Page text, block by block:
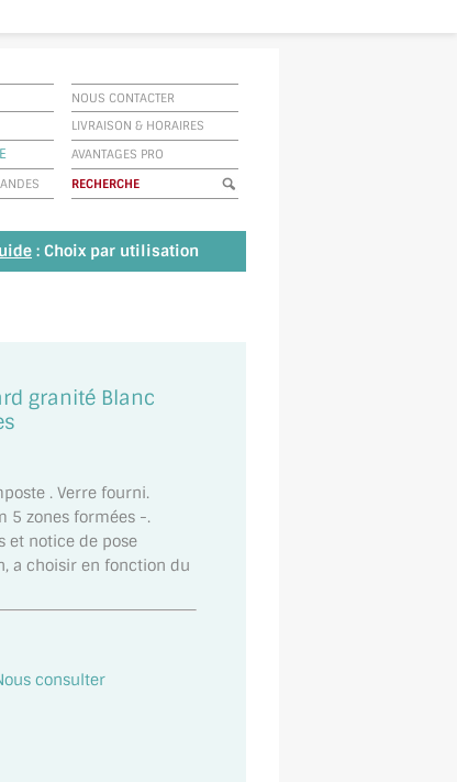
NOUS CONTACTER
LIVRAISON & HORAIRES
AVANTAGES PRO
: Choix par utilisation
granité Blanc
. Verre fourni.
5 zones formées -.
et notice de pose
a choisir en fonction du
consulter